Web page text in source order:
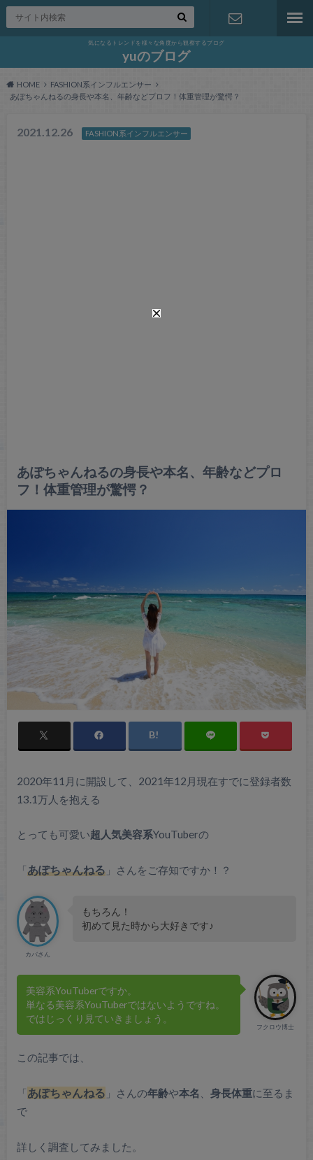
気になるトレンドを様々な角度から観察するブログ
yuのブログ
HOME
FASHION系インフルエンサー
あぽちゃんねるの身長や本名、年齢などプロフ！体重管理が驚愕？
2021.12.26 FASHION系インフルエンサー
あぽちゃんねるの身長や本名、年齢などプロ
フ！体重管理が驚愕？
2020年11月に開設して、2021年12月現在すでに登録者数
13.1万人を抱える
とっても可愛い超人気美容系YouTuberの
「あぽちゃんねる」さんをご存知ですか！？
カバさん
もちろん！
初めて見た時から大好きです♪
フクロウ博士
美容系YouTuberですか。
単なる美容系YouTuberではないようですね。
ではじっくり見ていきましょう。
この記事では、
「あぽちゃんねる 」さんの年齢や本名 身長体重に至るま
で
詳しく調査してみました。